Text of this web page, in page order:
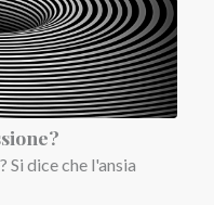
Si dice che l'ansia